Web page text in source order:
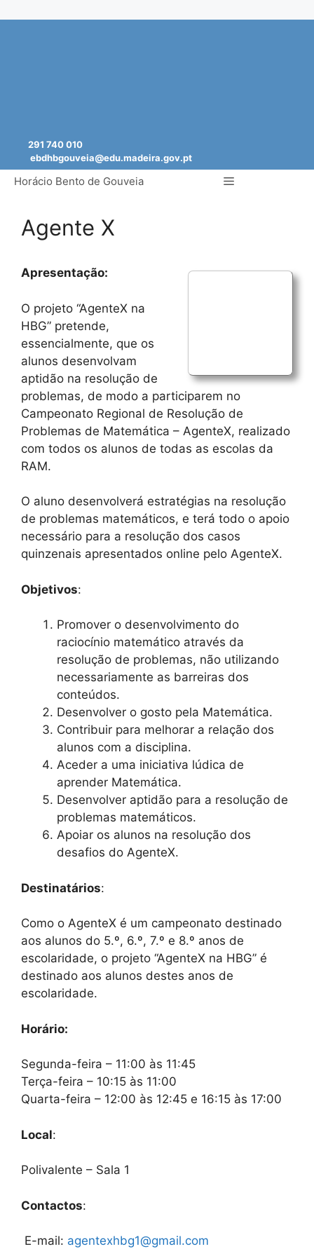
291 740 010
ebdhbgouveia@edu.madeira.gov.pt
Horácio Bento de Gouveia Menu
Agente X
Apresentação:
O projeto “AgenteX na
HBG” pretende,
essencialmente, que os
alunos desenvolvam
aptidão na resolução de
problemas, de modo a participarem no
Campeonato Regional de Resolução de
Problemas de Matemática – AgenteX, realizado
com todos os alunos de todas as escolas da
RAM.
O aluno desenvolverá estratégias na resolução
de problemas matemáticos, e terá todo o apoio
necessário para a resolução dos casos
quinzenais apresentados online pelo AgenteX.
Objetivos:
Promover o desenvolvimento do
raciocínio matemático através da
resolução de problemas, não utilizando
necessariamente as barreiras dos
conteúdos.
Desenvolver o gosto pela Matemática.
Contribuir para melhorar a relação dos
alunos com a disciplina.
Aceder a uma iniciativa lúdica de
aprender Matemática.
Desenvolver aptidão para a resolução de
problemas matemáticos.
Apoiar os alunos na resolução dos
desafios do AgenteX.
Destinatários:
Como o AgenteX é um campeonato destinado
aos alunos do 5.º, 6.º, 7.º e 8.º anos de
escolaridade, o projeto “AgenteX na HBG” é
destinado aos alunos destes anos de
escolaridade.
Horário:
Segunda-feira – 11:00 às 11:45
Terça-feira – 10:15 às 11:00
Quarta-feira – 12:00 às 12:45 e 16:15 às 17:00
Local:
Polivalente – Sala 1
Contactos:
E-mail: agentexhbg1@gmail.com